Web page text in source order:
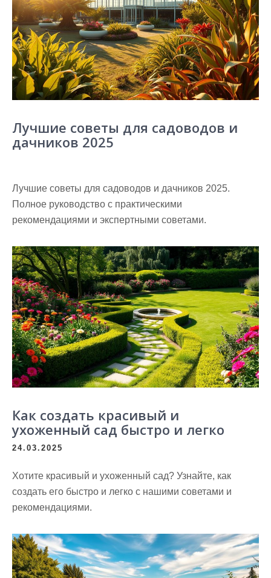
Лучшие советы для садоводов и
дачников 2025
Лучшие советы для садоводов и дачников 2025.
Полное руководство с практическими
рекомендациями и экспертными советами.
Как создать красивый и
ухоженный сад быстро и легко
24.03.2025
Хотите красивый и ухоженный сад? Узнайте, как
создать его быстро и легко с нашими советами и
рекомендациями.